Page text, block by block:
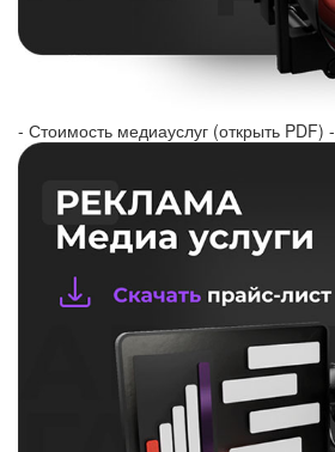
- Стоимость медиауслуг (открыть PDF) -